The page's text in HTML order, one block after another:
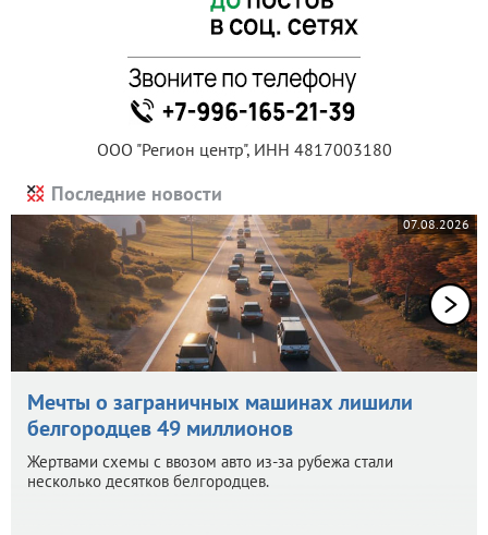
ООО "Регион центр", ИНН 4817003180
Последние новости
07.08.2026
Мечты о заграничных машинах лишили
белгородцев 49 миллионов
Жертвами схемы с ввозом авто из-за рубежа стали
несколько десятков белгородцев.